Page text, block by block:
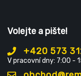
Volejte a pište!
+420 573
V pracovní dny: 7:00 -